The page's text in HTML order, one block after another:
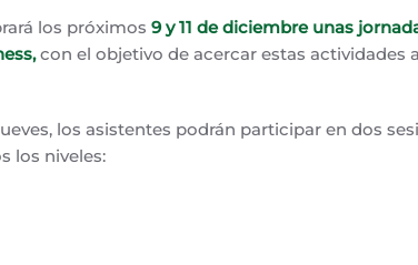
los próximos 9 y 11 de diciembre unas
con el objetivo de acercar estas actividades
los asistentes podrán participar en dos
los niveles: